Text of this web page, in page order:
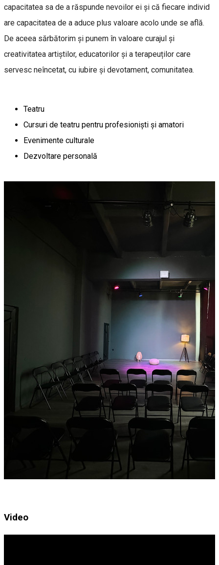
capacitatea sa de a răspunde nevoilor ei și că fiecare individ
are capacitatea de a aduce plus valoare acolo unde se află.
De aceea sărbătorim și punem în valoare curajul și
creativitatea artiștilor, educatorilor și a terapeuților care
servesc neîncetat, cu iubire și devotament, comunitatea.
Teatru
Cursuri de teatru pentru profesioniști și amatori
Evenimente culturale
Dezvoltare personală
Video